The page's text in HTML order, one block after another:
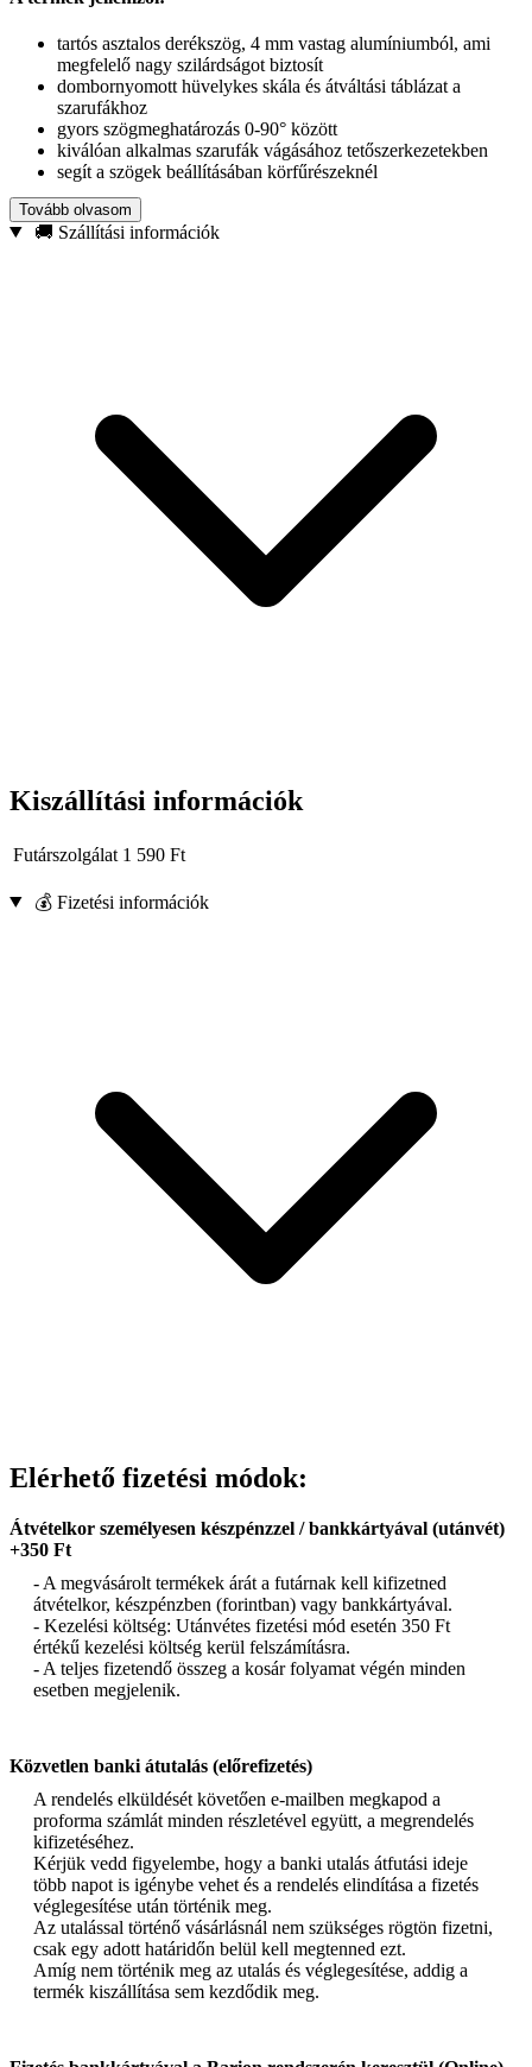
tartós asztalos derékszög, 4 mm vastag alumíniumból, ami
megfelelő nagy szilárdságot biztosít
dombornyomott hüvelykes skála és átváltási táblázat a
szarufákhoz
gyors szögmeghatározás 0-90° között
kiválóan alkalmas szarufák vágásához tetőszerkezetekben
segít a szögek beállításában körfűrészeknél
Műszaki adatok:
Tovább olvasom
🚚 Szállítási információk
Kiszállítási információk
Futárszolgálat 1 590 Ft
💰 Fizetési információk
Elérhető fizetési módok:
Átvételkor személyesen készpénzzel / bankkártyával (utánvét)
+350 Ft
- A megvásárolt termékek árát a futárnak kell kifizetned
átvételkor, készpénzben (forintban) vagy bankkártyával.
- Kezelési költség: Utánvétes fizetési mód esetén 350 Ft
értékű kezelési költség kerül felszámításra.
- A teljes fizetendő összeg a kosár folyamat végén minden
esetben megjelenik.
Közvetlen banki átutalás (előrefizetés)
A rendelés elküldését követően e-mailben megkapod a
proforma számlát minden részletével együtt, a megrendelés
kifizetéséhez.
Kérjük vedd figyelembe, hogy a banki utalás átfutási ideje
több napot is igénybe vehet és a rendelés elindítása a fizetés
véglegesítése után történik meg.
Az utalással történő vásárlásnál nem szükséges rögtön fizetni,
csak egy adott határidőn belül kell megtenned ezt.
Amíg nem történik meg az utalás és véglegesítése, addig a
termék kiszállítása sem kezdődik meg.